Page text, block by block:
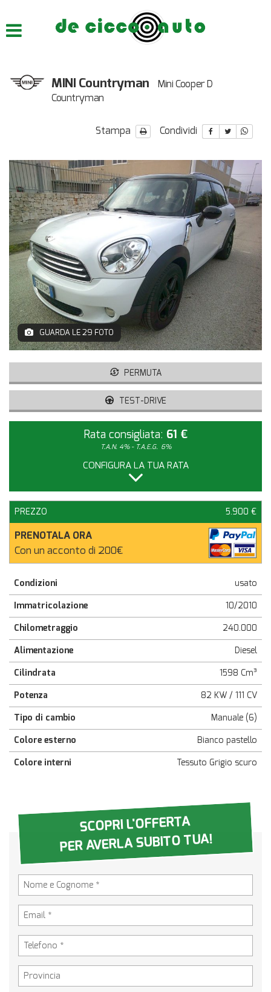
LISTA VEICOLI
ASSISTENZA
CONTATTI
MINI Countryman
Mini Cooper D
Countryman
Stampa Condividi
GUARDA LE 29 FOTO
PERMUTA
TEST-DRIVE
Rata consigliata: 61 €
T.A.N. 4% - T.A.E.G. 6%
CONFIGURA LA TUA RATA
PREZZO 5.900 €
PRENOTALA ORA
Con un acconto di 200€
Condizioni
usato
Immatricolazione
10/2010
Chilometraggio
240.000
Alimentazione
Diesel
Cilindrata
1598 Cm³
Potenza
82 KW / 111 CV
Tipo di cambio
Manuale (6)
Colore esterno
Bianco pastello
Colore interni
Tessuto Grigio scuro
SCOPRI L'OFFERTA
PER AVERLA SUBITO TUA!